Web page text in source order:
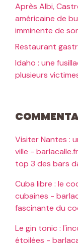
Après Albi,
américaine de
imminente de
Restaurant
Idaho : une
plusieurs
Visiter Nantes :
ville - barlacalle.fr
top 3 des bars
Cuba libre : le
cubaines -
fascinante du
Le gin tonic :
étoilées -